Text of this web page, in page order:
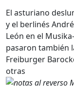
El asturiano
y el berlinés
León en el
pasaron también
Freiburger
otras